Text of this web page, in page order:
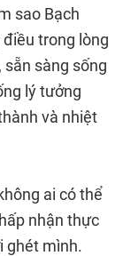
sao Bạch
trong lòng
sàng sống
lý tưởng
và nhiệt
ai có thể
nhận thực
ghét mình.